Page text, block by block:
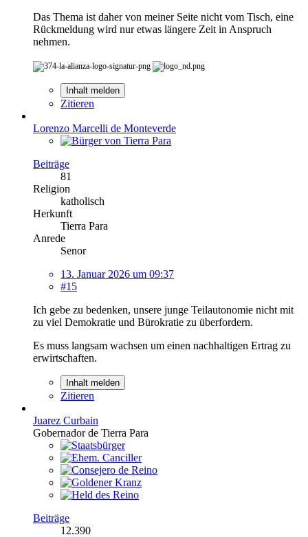
Das Thema ist daher von meiner Seite nicht vom Tisch, eine
Rückmeldung wird nur etwas längere Zeit in Anspruch
nehmen.
Inhalt melden
Zitieren
Lorenzo Marcelli de Monteverde
Beiträge
81
Religion
katholisch
Herkunft
Tierra Para
Anrede
Senor
13. Januar 2026 um 09:37
#15
Ich gebe zu bedenken, unsere junge Teilautonomie nicht mit
zu viel Demokratie und Bürokratie zu überfordern.
Es muss langsam wachsen um einen nachhaltigen Ertrag zu
erwirtschaften.
Inhalt melden
Zitieren
Juarez Curbain
Gobernador de Tierra Para
Beiträge
12.390